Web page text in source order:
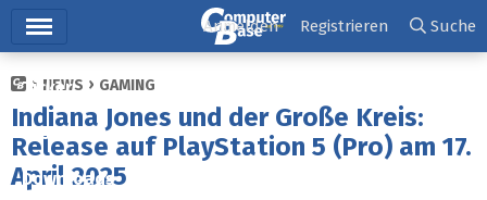
Ticker
Tests
Downloads
Anmelden Registrieren Suche
NEWS GAMING
Indiana Jones und der Große Kreis:
Release auf PlayStation 5 (Pro) am 17.
April 2025